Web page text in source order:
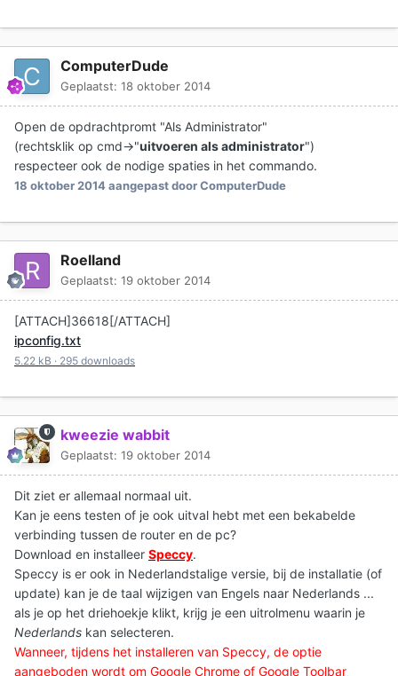
ComputerDude
Geplaatst: 18 oktober 2014
Open de opdrachtpromt "Als Administrator"
(rechtsklik op cmd->"uitvoeren als administrator")
respecteer ook de nodige spaties in het commando.
18 oktober 2014aangepast door ComputerDude
Roelland
Geplaatst: 19 oktober 2014
[ATTACH]36618[/ATTACH]
ipconfig.txt
5.22 kB · 295 downloads
kweezie wabbit
Geplaatst: 19 oktober 2014
Dit ziet er allemaal normaal uit.
Kan je eens testen of je ook uitval hebt met een bekabelde
verbinding tussen de router en de pc?
Download en installeer Speccy.
Speccy is er ook in Nederlandstalige versie, bij de installatie (of
update) kan je de taal wijzigen van Engels naar Nederlands ...
als je op het driehoekje klikt, krijg je een uitrolmenu waarin je
Nederlands kan selecteren.
Wanneer, tijdens het installeren van Speccy, de optie
aangeboden wordt om Google Chrome of Google Toolbar